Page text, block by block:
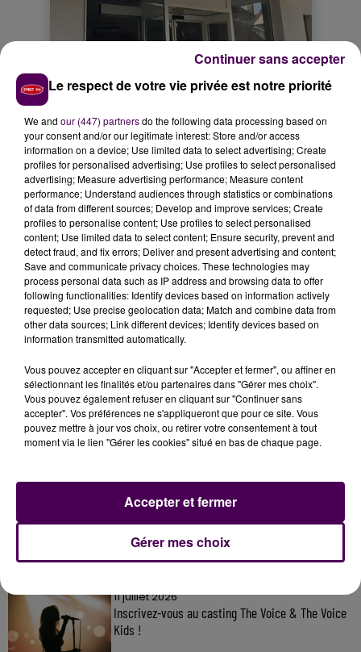
Gagnez vos pass pour le V and B Fest' 2026 !
11 juillet 2026
Inscrivez-vous au casting The Voice & The Voice
Kids !
Le respect de votre vie privée est notre priorité
We and our (447) partnersdo the following data processing based on
your consent and/or our legitimate interest: Store and/or access
information on a device; Use limited data to select advertising; Create
profiles for personalised advertising; Use profiles to select personalised
advertising; Measure advertising performance; Measure content
performance; Understand audiences through statistics or combinations
of data from different sources; Develop and improve services; Create
profiles to personalise content; Use profiles to select personalised
content; Use limited data to select content; Ensure security, prevent and
detect fraud, and fix errors; Deliver and present advertising and content;
Save and communicate privacy choices. These technologies may
process personal data such as IP address and browsing data to offer
following functionalities: Identify devices based on information actively
requested; Use precise geolocation data; Match and combine data from
other data sources; Link different devices; Identify devices based on
information transmitted automatically.
Vous pouvez accepter en cliquant sur "Accepter et fermer", ou affiner en
sélectionnant les finalités et/ou partenaires dans "Gérer mes choix".
Vous pouvez également refuser en cliquant sur "Continuer sans
accepter". Vos préférences ne s'appliqueront que pour ce site. Vous
pouvez mettre à jour vos choix, ou retirer votre consentement à tout
moment via le lien "Gérer les cookies" situé en bas de chaque page.
Gérer mes choix
Accepter et fermer
Continuer sans accepter